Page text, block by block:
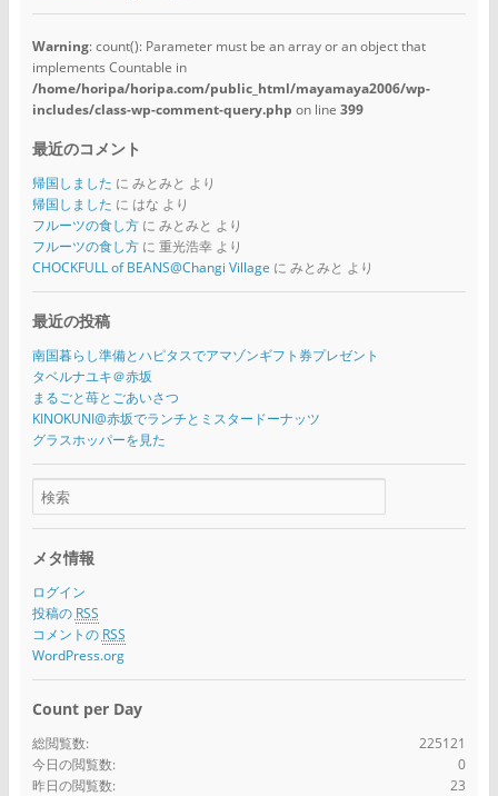
Warning: count(): Parameter must be an array or an object that
implements Countable in
/home/horipa/horipa.com/public_html/mayamaya2006/wp-
includes/class-wp-comment-query.php on line 399
最近のコメント
帰国しました に みとみと より
帰国しました に はな より
フルーツの食し方に みとみと より
フルーツの食し方に 重光浩幸より
CHOCKFULL of BEANS@Changi Village に みとみと より
最近の投稿
南国暮らし準備とハピタスでアマゾンギフト券プレゼント
タベルナユキ＠赤坂
まるごと苺とごあいさつ
KINOKUNI@赤坂でランチとミスタードーナッツ
グラスホッパーを見た
メタ情報
ログイン
投稿の RSS
コメントの RSS
WordPress.org
Count per Day
225121
総閲覧数:
0
今日の閲覧数:
23
昨日の閲覧数: